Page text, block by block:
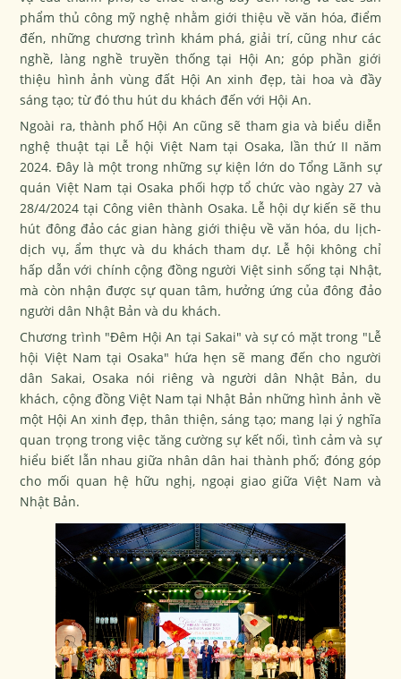
phẩm thủ công mỹ nghệ nhằm giới thiệu về văn hóa, điểm
đến, những chương trình khám phá, giải trí, cũng như các
nghề, làng nghề truyền thống tại Hội An; góp phần giới
thiệu hình ảnh vùng đất Hội An xinh đẹp, tài hoa và đầy
sáng tạo; từ đó thu hút du khách đến với Hội An.
Ngoài ra, thành phố Hội An cũng sẽ tham gia và biểu diễn
nghệ thuật tại Lễ hội Việt Nam tại Osaka, lần thứ II năm
2024. Đây là một trong những sự kiện lớn do Tổng Lãnh sự
quán Việt Nam tại Osaka phối hợp tổ chức vào ngày 27 và
28/4/2024 tại Công viên thành Osaka. Lễ hội dự kiến sẽ thu
hút đông đảo các gian hàng giới thiệu về văn hóa, du lịch-
dịch vụ, ẩm thực và du khách tham dự. Lễ hội không chỉ
hấp dẫn với chính cộng đồng người Việt sinh sống tại Nhật,
mà còn nhận được sự quan tâm, hưởng ứng của đông đảo
người dân Nhật Bản và du khách.
Chương trình "Đêm Hội An tại Sakai" và sự có mặt trong "Lễ
hội Việt Nam tại Osaka" hứa hẹn sẽ mang đến cho người
dân Sakai, Osaka nói riêng và người dân Nhật Bản, du
khách, cộng đồng Việt Nam tại Nhật Bản những hình ảnh về
một Hội An xinh đẹp, thân thiện, sáng tạo; mang lại ý nghĩa
quan trọng trong việc tăng cường sự kết nối, tình cảm và sự
hiểu biết lẫn nhau giữa nhân dân hai thành phố; đóng góp
cho mối quan hệ hữu nghị, ngoại giao giữa Việt Nam và
Nhật Bản.